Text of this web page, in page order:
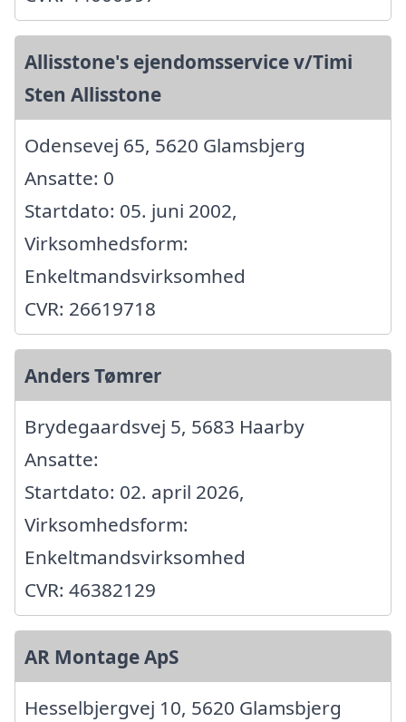
Allisstone's ejendomsservice v/Timi
Sten Allisstone
Odensevej 65, 5620 Glamsbjerg
Ansatte: 0
Startdato: 05. juni 2002,
Virksomhedsform:
Enkeltmandsvirksomhed
CVR: 26619718
Anders Tømrer
Brydegaardsvej 5, 5683 Haarby
Ansatte:
Startdato: 02. april 2026,
Virksomhedsform:
Enkeltmandsvirksomhed
CVR: 46382129
AR Montage ApS
Hesselbjergvej 10, 5620 Glamsbjerg